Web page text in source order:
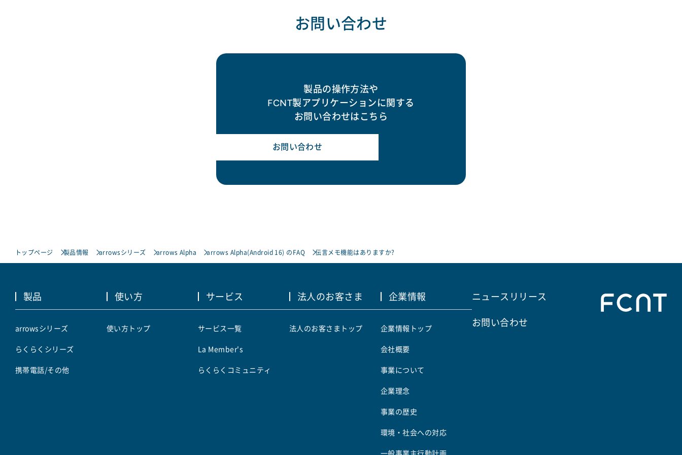
お問い合わせ
製品の操作方法や
FCNT製アプリケーションに関する
お問い合わせはこちら
お問い合わせ
トップページ 製品情報 arrowsシリーズ arrows Alpha arrows Alpha(Android 16) のFAQ 伝言メモ機能はありますか?
製品
arrowsシリーズ
らくらくシリーズ
携帯電話/その他
使い方
使い方トップ
サービス
サービス一覧
La Member's
らくらくコミュニティ
法人のお客さま
法人のお客さまトップ
企業情報
企業情報トップ
会社概要
事業について
企業理念
事業の歴史
環境・社会への対応
一般事業主行動計画
ニュースリリース
お問い合わせ